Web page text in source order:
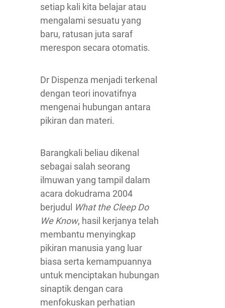
setiap kali kita belajar atau
mengalami sesuatu yang
baru, ratusan juta saraf
merespon secara otomatis.
Dr Dispenza menjadi terkenal
dengan teori inovatifnya
mengenai hubungan antara
pikiran dan materi.
Barangkali beliau dikenal
sebagai salah seorang
ilmuwan yang tampil dalam
acara dokudrama 2004
berjudul What the Cleep Do
We Know, hasil kerjanya telah
membantu menyingkap
pikiran manusia yang luar
biasa serta kemampuannya
untuk menciptakan hubungan
sinaptik dengan cara
menfokuskan perhatian